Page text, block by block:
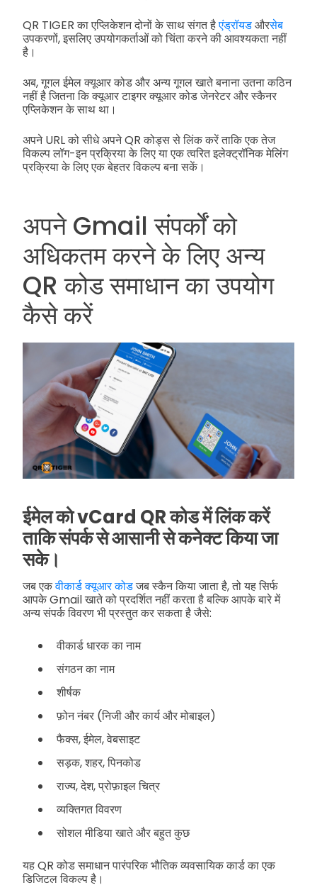
QR TIGER का एप्लिकेशन दोनों के साथ संगत हैएंड्रॉयडऔरसेब
उपकरणों, इसलिए उपयोगकर्ताओं को चिंता करने की आवश्यकता नहीं
है।
अब, गूगल ईमेल क्यूआर कोड और अन्य गूगल खाते बनाना उतना कठिन
नहीं है जितना कि क्यूआर टाइगर क्यूआर कोड जेनरेटर और स्कैनर
एप्लिकेशन के साथ था।
अपने URL को सीधे अपने QR कोड्स से लिंक करें ताकि एक तेज
विकल्प लॉग-इन प्रक्रिया के लिए या एक त्वरित इलेक्ट्रॉनिक मेलिंग
प्रक्रिया के लिए एक बेहतर विकल्प बना सकें।
अपने Gmail संपर्कों को
अधिकतम करने के लिए अन्य
QR कोड समाधान का उपयोग
कैसे करें
ईमेल को vCard QR कोड में लिंक करें
ताकि संपर्क से आसानी से कनेक्ट किया जा
सके।
जब एकवीकार्ड क्यूआर कोडजब स्कैन किया जाता है, तो यह सिर्फ
आपके Gmail खाते को प्रदर्शित नहीं करता है बल्कि आपके बारे में
अन्य संपर्क विवरण भी प्रस्तुत कर सकता है जैसे:
वीकार्ड धारक का नाम
संगठन का नाम
शीर्षक
फ़ोन नंबर (निजी और कार्य और मोबाइल)
फैक्स, ईमेल, वेबसाइट
सड़क, शहर, पिनकोड
राज्य, देश, प्रोफ़ाइल चित्र
व्यक्तिगत विवरण
सोशल मीडिया खाते और बहुत कुछ
यह QR कोड समाधान पारंपरिक भौतिक व्यवसायिक कार्ड का एक
डिजिटल विकल्प है।